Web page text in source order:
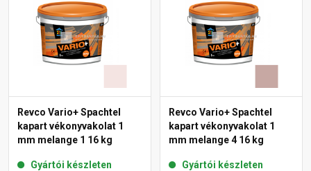
Revco Vario+ Spachtel
kapart vékonyvakolat 1
mm melange 1 16 kg
Gyártói készleten
Revco Vario+ Spachtel
kapart vékonyvakolat 1
mm melange 4 16 kg
Gyártói készleten